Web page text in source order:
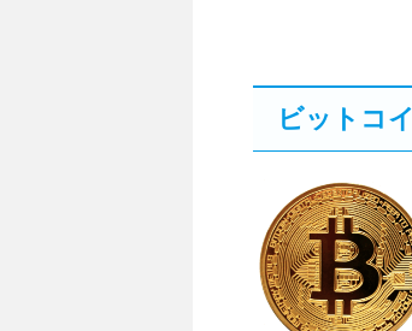
ビットコ